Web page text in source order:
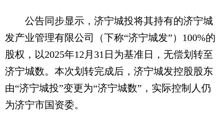
公告同步显示，济宁城投将其持有的济宁城
发产业管理有限公司（下称“济宁城发”）100%的
股权，以2025年12月31日为基准日，无偿划转至
济宁城数。本次划转完成后，济宁城发控股股东
由“济宁城投”变更为“济宁城数”，实际控制人仍
为济宁市国资委。